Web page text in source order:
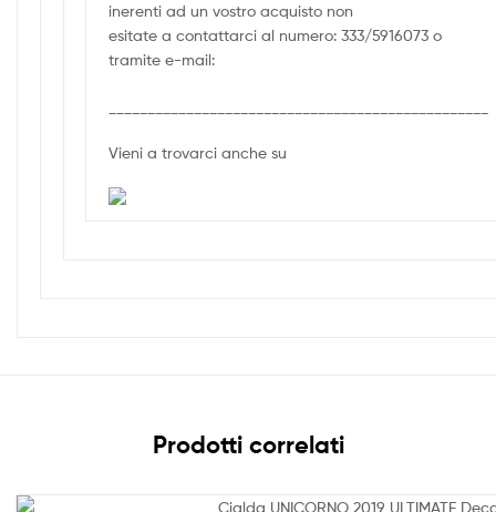
inerenti ad un vostro acquisto non
esitate a contattarci al numero: 333/5916073 o
tramite e-mail:
Vieni a trovarci anche su
Prodotti correlati